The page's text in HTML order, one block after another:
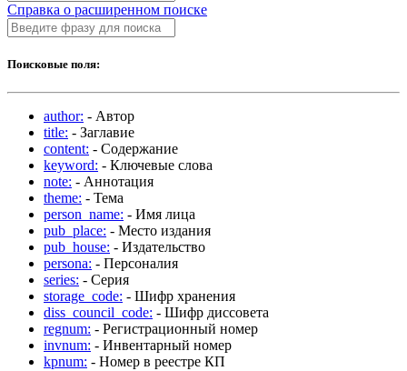
Справка о расширенном поиске
Поисковые поля:
author: - Автор
title: - Заглавие
content: - Содержание
keyword: - Ключевые слова
note: - Аннотация
theme: - Тема
person_name: - Имя лица
pub_place: - Место издания
pub_house: - Издательство
persona: - Персоналия
series: - Серия
storage_code: - Шифр хранения
diss_council_code: - Шифр диссовета
regnum: - Регистрационный номер
invnum: - Инвентарный номер
kpnum: - Номер в реестре КП